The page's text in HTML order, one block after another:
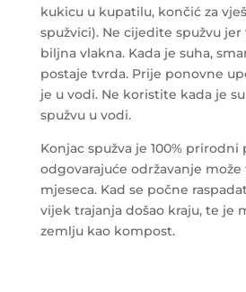
kukicu u kupatilu, končić za
spužvici). Ne cijedite spužvu
biljna vlakna. Kada je suha,
postaje tvrda. Prije ponovne
je u vodi. Ne koristite kada je
spužvu u vodi.
Konjac spužva je 100% prirodni
odgovarajuće održavanje može
mjeseca. Kad se počne
vijek trajanja došao kraju, te je
zemlju kao kompost.